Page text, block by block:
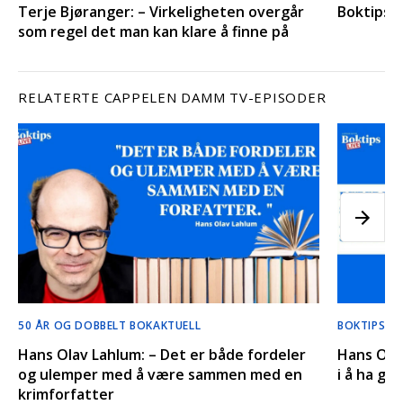
Terje Bjøranger: – Virkeligheten overgår
som regel det man kan klare å finne på
Boktips’
RELATERTE CAPPELEN DAMM TV-EPISODER
50 ÅR OG DOBBELT BOKAKTUELL
Hans Olav Lahlum: – Det er både fordeler
og ulemper med å være sammen med en
krimforfatter
BOKTIPS
Hans
i å ha